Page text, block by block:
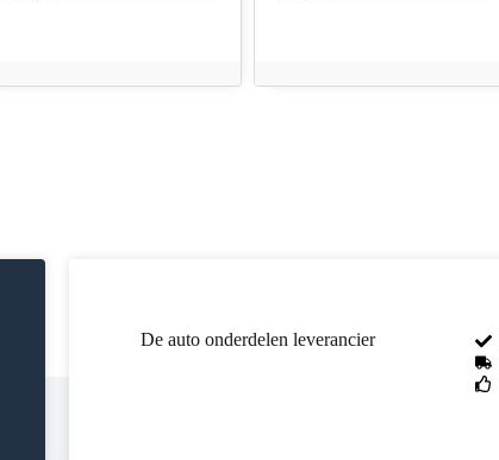
De auto onderdelen leverancier